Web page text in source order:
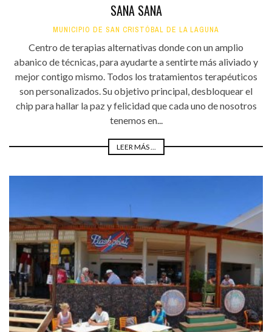
SANA SANA
MUNICIPIO DE SAN CRISTÓBAL DE LA LAGUNA
Centro de terapias alternativas donde con un amplio
abanico de técnicas, para ayudarte a sentirte más aliviado y
mejor contigo mismo. Todos los tratamientos terapéuticos
son personalizados. Su objetivo principal, desbloquear el
chip para hallar la paz y felicidad que cada uno de nosotros
tenemos en...
LEER MÁS ...